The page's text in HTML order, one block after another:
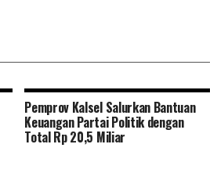
Pemprov Kalsel Salurkan Bantuan
Keuangan Partai Politik dengan
Total Rp 20,5 Miliar